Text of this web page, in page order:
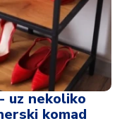
uz nekoliko
komad